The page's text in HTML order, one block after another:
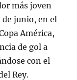
más joven
de junio, en el
América,
de gol a
con el
Rey.